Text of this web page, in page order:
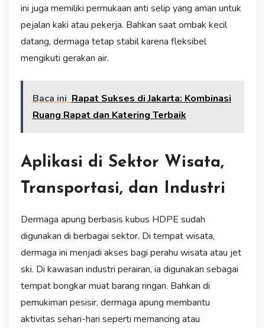
ini juga memiliki permukaan anti selip yang aman untuk
pejalan kaki atau pekerja. Bahkan saat ombak kecil
datang, dermaga tetap stabil karena fleksibel
mengikuti gerakan air.
Baca ini Rapat Sukses di Jakarta: Kombinasi
Ruang Rapat dan Katering Terbaik
Aplikasi di Sektor Wisata,
Transportasi, dan Industri
Dermaga apung berbasis kubus HDPE sudah
digunakan di berbagai sektor. Di tempat wisata,
dermaga ini menjadi akses bagi perahu wisata atau jet
ski. Di kawasan industri perairan, ia digunakan sebagai
tempat bongkar muat barang ringan. Bahkan di
pemukiman pesisir, dermaga apung membantu
aktivitas sehari-hari seperti memancing atau